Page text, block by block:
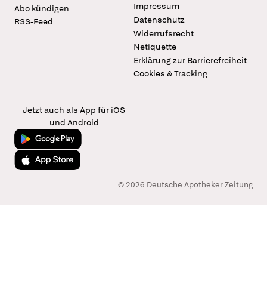
Abo kündigen
RSS-Feed
Impressum
Datenschutz
Widerrufsrecht
Netiquette
Erklärung zur Barrierefreiheit
Cookies & Tracking
Jetzt auch als App für iOS
und Android
Jetzt bei Google Play
Laden im App Store
© 2026 Deutsche Apotheker Zeitung